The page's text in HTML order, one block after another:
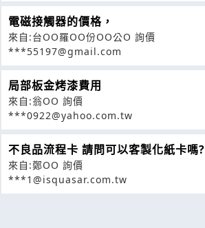
電磁接觸器的價格，
來自:台OO羅OO份OO公O 詢價
***55197@gmail.com
局部板金烤漆費用
來自:翁OO 詢價
***0922@yahoo.com.tw
不良品流程卡 請問可以客製化紙卡嗎?
來自:鄭OO 詢價
***1@isquasar.com.tw